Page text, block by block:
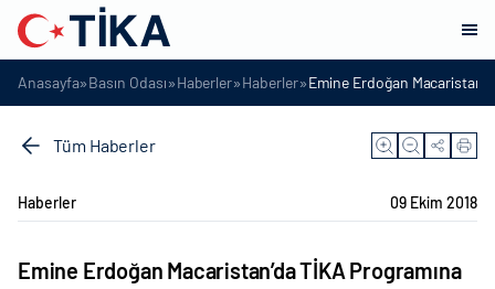
Anasayfa»Basın Odası»Haberler»Haberler»Emine Erdoğan
Tüm Haberler
Haberler 09 Ekim 2018
Emine Erdoğan Macaristan’da TİKA Programına